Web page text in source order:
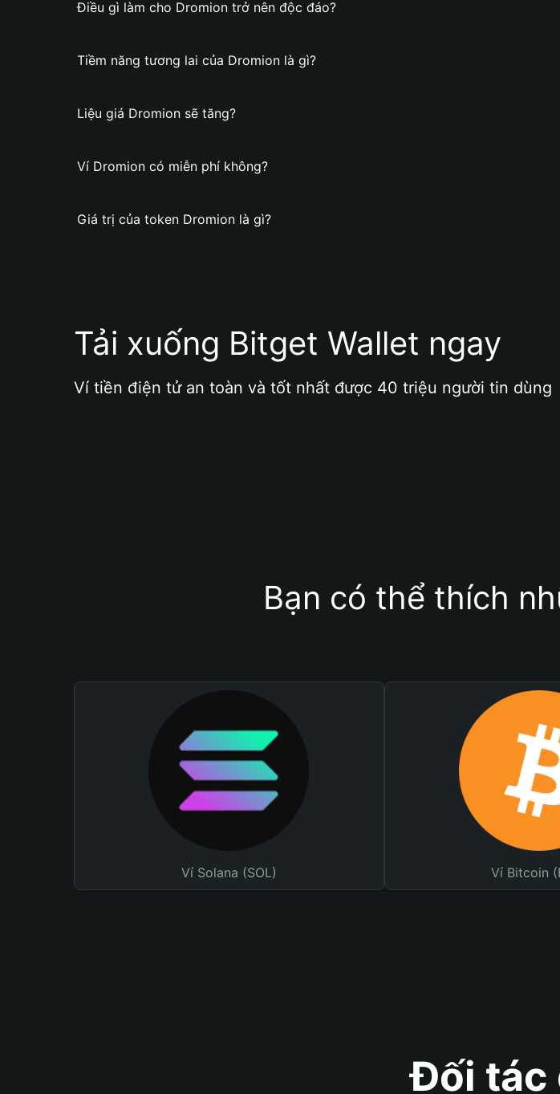
Điều gì làm cho Dromion trở nên độc đáo?
Tiềm năng tương lai của Dromion là gì?
Liệu giá Dromion sẽ tăng?
Ví Dromion có miễn phí không?
Giá trị của token Dromion là gì?
Tải xuống Bitget Wallet ngay
Ví tiền điện tử an toàn và tốt nhất được 40 triệu người tin dùng
Bạn có thể thích
Ví Solana (SOL) Ví Bitcoin
Đối tác